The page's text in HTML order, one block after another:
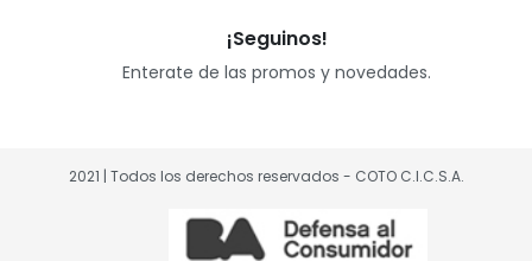
¡Seguinos!
Enterate de las promos y novedades.
2021 | Todos los derechos reservados - COTO C.I.C.S.A.